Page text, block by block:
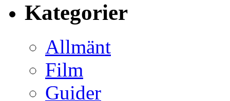
Kategorier
Allmänt
Film
Guider